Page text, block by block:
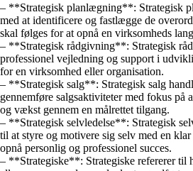
– **Strategisk planlægning**: Strategisk
med at identificere og fastlægge de
skal følges for at opnå en virksomheds
– **Strategisk rådgivning**: Strategisk
professionel vejledning og support i
for en virksomhed eller organisation.
– **Strategisk salg**: Strategisk salg
gennemføre salgsaktiviteter med fokus på
og vækst gennem en målrettet tilgang.
– **Strategisk selvledelse**: Strategisk
til at styre og motivere sig selv med en
opnå personlig og professionel succes.
– **Strategiske**: Strategiske refererer til